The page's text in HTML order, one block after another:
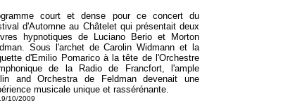
court et dense pour ce concert du
d'Automne au Châtelet qui présentait deux
hypnotiques de Luciano Berio et Morton
Sous l'archet de Carolin Widmann et la
d'Emilio Pomarico à la tête de l'Orchestre
de la Radio de Francfort, l'ample
and Orchestra de Feldman devenait une
musicale unique et rassérénante.
10/2009